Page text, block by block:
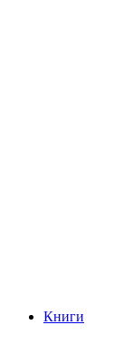
Книги